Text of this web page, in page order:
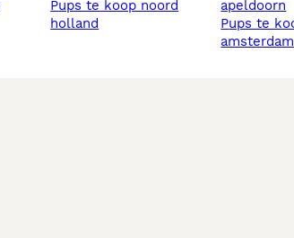
pups te koop noord
holland
apeldoorn
pups te koop in
amsterdam